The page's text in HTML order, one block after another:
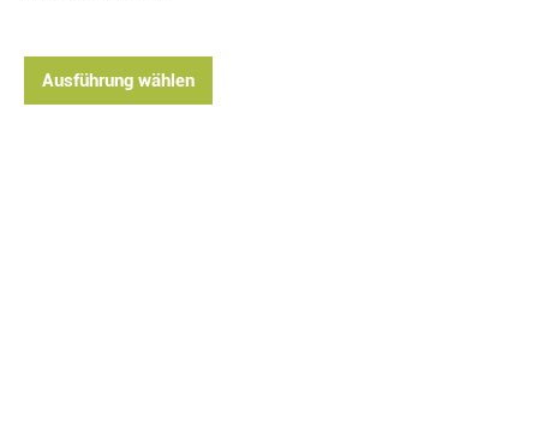
Ausführung wählen